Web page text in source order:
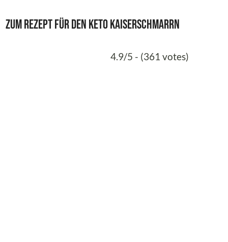
Zum Rezept für den Keto Kaiserschmarrn
4.9/5 - (361 votes)